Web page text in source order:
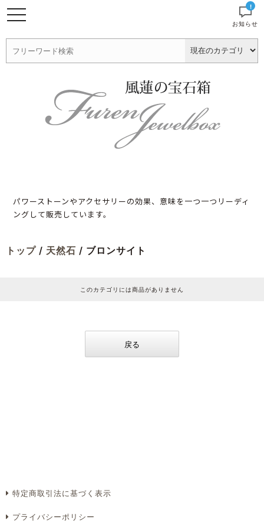
パワーストーンやアクセサリーの効果、意味を一つ一つリーディ
ングして販売しています。
!
お知らせ
トップ / 天然石 / ブロンサイト
このカテゴリには商品がありません
戻る
特定商取引法に基づく表示
プライバシーポリシー